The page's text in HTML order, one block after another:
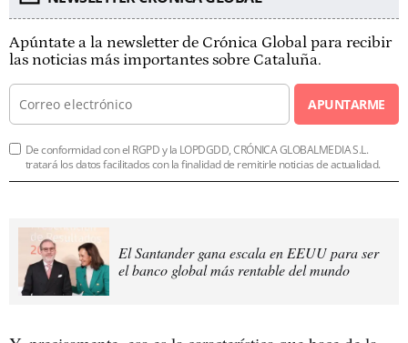
Apúntate a la newsletter de Crónica Global para recibir
las noticias más importantes sobre Cataluña.
APUNTARME
De conformidad con el RGPD y la LOPDGDD, CRÓNICA GLOBALMEDIA S.L.
tratará los datos facilitados con la finalidad de remitirle noticias de actualidad.
El Santander gana escala en EEUU para ser
el banco global más rentable del mundo